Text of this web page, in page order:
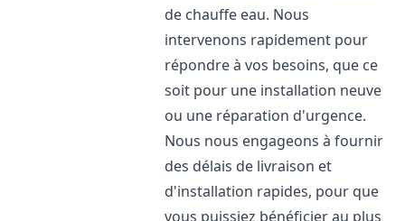
de chauffe eau. Nous
intervenons rapidement pour
répondre à vos besoins, que ce
soit pour une installation neuve
ou une réparation d'urgence.
Nous nous engageons à fournir
des délais de livraison et
d'installation rapides, pour que
vous puissiez bénéficier au plus